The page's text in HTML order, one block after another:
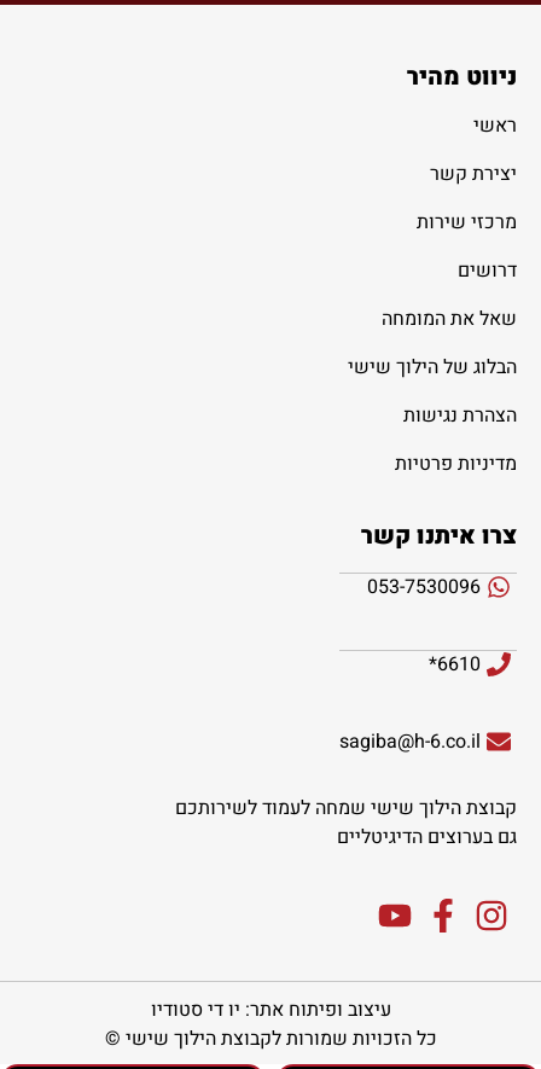
ניווט מהיר
ראשי
יצירת קשר
מרכזי שירות
דרושים
שאל את המומחה
הבלוג של הילוך שישי
הצהרת נגישות
מדיניות פרטיות
צרו איתנו קשר
053-7530096
6610*
sagiba@h-6.co.il
קבוצת הילוך שישי שמחה לעמוד לשירותכם
גם בערוצים הדיגיטליים
עיצוב ופיתוח אתר: יו די סטודיו
כל הזכויות שמורות לקבוצת הילוך שישי ©